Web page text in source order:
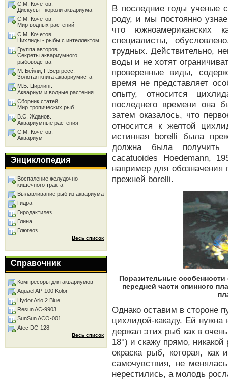
В последние годы ученые
роду, и мы постоянно
что южноамериканских
специалисты,
трудных. Действительно,
воды и не хотят
проверенные виды,
время не представляет
опыту, относится
последнего времени она
затем оказалось, что
относится к желтой
истинная borelli была
должна была получить
cacatuoides Hoedemann,
например для обозначения
прежней borelli.
Поразительные
передней части спинного
Однако оставим в стороне
цихлидой-какаду. Ей нужна
держал этих рыб как в
18°) и скажу прямо,
окраска рыб, которая, как
самочувствия, не
нерестились, а молодь
С.М. Кочетов.
Дискусы - короли аквариума
С.М. Кочетов.
Мир водных растений
С.М. Кочетов.
Цихлиды - рыбы с интеллектом
Группа авторов.
Секреты аквариумного
рыбоводства
М. Бейли, П.Бергресс.
Золотая книга аквариумиста
М.Б. Цирлинг.
Аквариум и водные растения
Сборник статей.
Мир тропических рыб
В.С. Жданов.
Аквариумные растения
С.М. Кочетов.
Аквариум
Энциклопедия
Воспаление желудочно-
кишечного тракта
Вылавливание рыб из аквариума
Гидра
Гиродактилез
Глина
Глюгеоз
Весь список
Справочник
Компресоры для аквариумов
Aquael AP-100 Kolor
Hydor Ario 2 Blue
Resun AC-9903
SunSun ACO-001
Atec DC-128
Весь список